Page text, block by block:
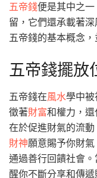
五帝錢便是其中之
留，它們還承載著
五帝錢的基本概念
五帝錢擺放
五帝錢在風水學中被
徵著財富和權力，
在於促進財氣的流
財神願意賜予你財
通過善行回饋社會
醒你不斷分享和傳